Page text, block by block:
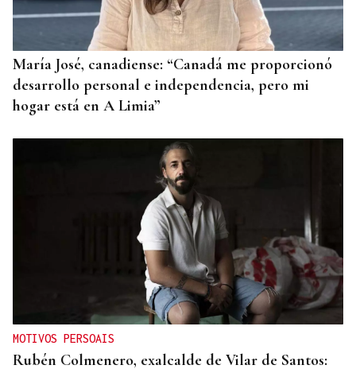
María José, canadiense: “Canadá me proporcionó
desarrollo personal e independencia, pero mi
hogar está en A Limia”
MOTIVOS PERSOAIS
Rubén Colmenero, exalcalde de Vilar de Santos: